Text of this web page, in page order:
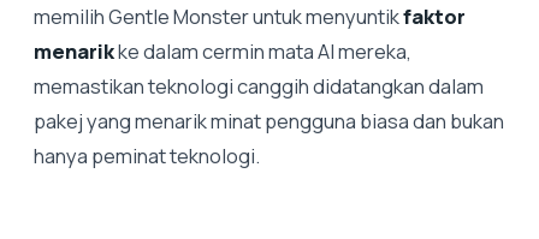
memilih Gentle Monster untuk menyuntikfaktor
menarikke dalam cermin mata AI mereka,
memastikan teknologi canggih didatangkan dalam
pakej yang menarik minat pengguna biasa dan bukan
hanya peminat teknologi.